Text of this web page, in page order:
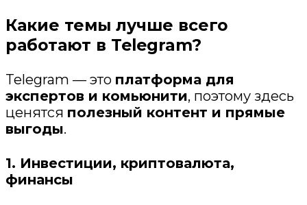
Какие темы лучше всего
работают в Telegram?
Telegram — это платформа для
экспертов и комьюнити, поэтому здесь
ценятся полезный контент и прямые
выгоды.
1. Инвестиции, криптовалюта,
финансы